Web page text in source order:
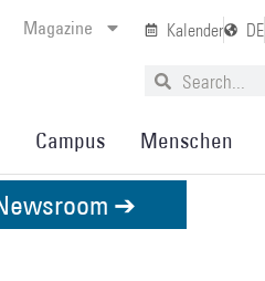
Magazine Kalender DE
Campus Menschen
➔